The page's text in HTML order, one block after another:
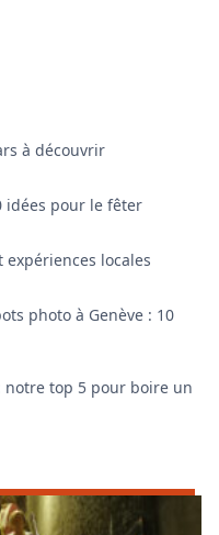
à découvrir
idées pour le fêter
locales
photo à Genève : 10
notre top 5 pour boire un